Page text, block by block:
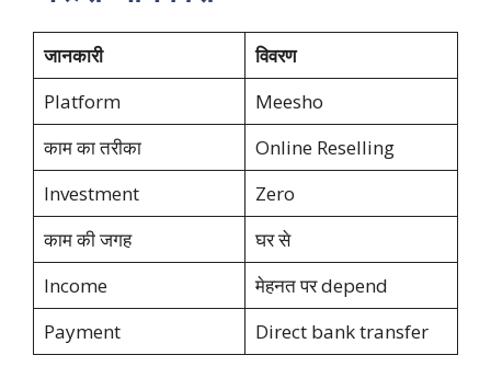
जानकारी
विवरण
Platform
Meesho
काम का तरीका
Online Reselling
Investment
Zero
काम की जगह
घर से
Income
मेहनत पर depend
Payment
Direct bank transfer